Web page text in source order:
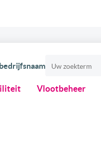
Vlootbeheer